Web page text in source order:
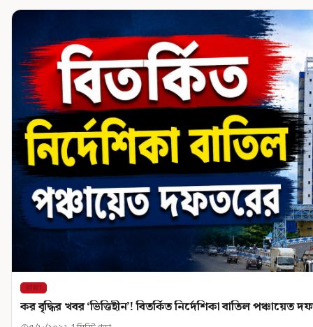
রাজ্য
কর বৃদ্ধির খবর ‘ভিত্তিহীন’! বিতর্কিত নির্দেশিকা বাতিল পঞ্চায়েত